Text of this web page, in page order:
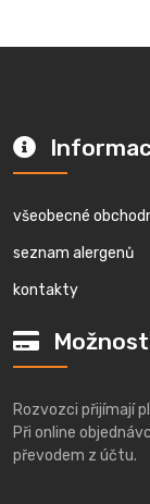
všeobecné
seznam alergenů
kontakty
Rozvozci přijímají
Při online
převodem z účtu.